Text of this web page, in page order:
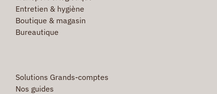
Entretien & hygiène
Boutique & magasin
Bureautique
Solutions Grands-comptes
Nos guides